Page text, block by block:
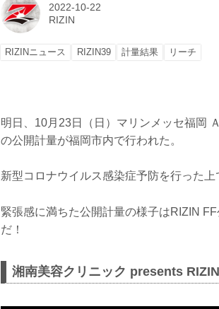
2022-10-22
RIZIN
RIZINニュース RIZIN39 計量結果 リーチ
明日、10月23日（日）マリンメッセ福岡
の公開計量が福岡市内で行われた。
新型コロナウイルス感染症予防を行った上
緊張感に満ちた公開計量の様子はRIZIN
だ！
湘南美容クリニック presents